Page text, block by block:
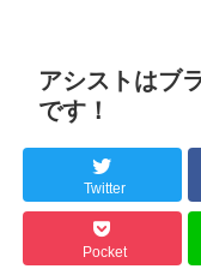
アシストはブ
です！
Twitter
Pocket